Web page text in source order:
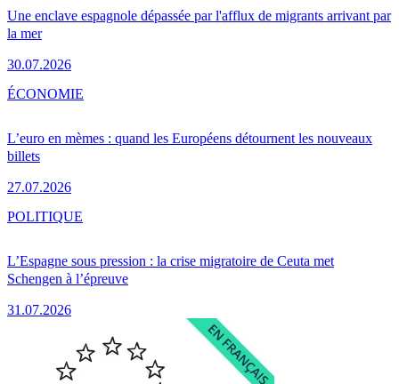
Une enclave espagnole dépassée par l'afflux de migrants arrivant par
la mer
30.07.2026
L’euro en mèmes : quand les Européens détournent les nouveaux
billets
27.07.2026
ÉCONOMIE
L’Espagne sous pression : la crise migratoire de Ceuta met
Schengen à l’épreuve
31.07.2026
POLITIQUE